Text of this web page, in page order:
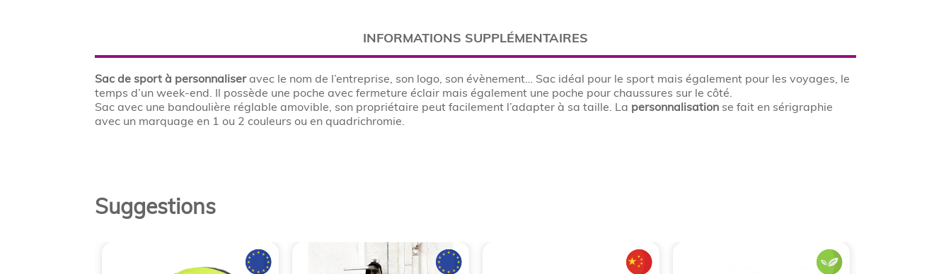
INFORMATIONS SUPPLÉMENTAIRES
Sac de sport à personnaliseravec le nom de l’entreprise, son logo, son évènement… Sac idéal pour le sport mais également pour les voyages, le
temps d’un week-end. Il possède une poche avec fermeture éclair mais également une poche pour chaussures sur le côté.
Sac avec une bandoulière réglable amovible, son propriétaire peut facilement l’adapter à sa taille. La personnalisation se fait en sérigraphie
avec un marquage en 1 ou 2 couleurs ou en quadrichromie.
Suggestions